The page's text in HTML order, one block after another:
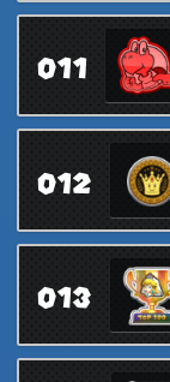
011
012
013